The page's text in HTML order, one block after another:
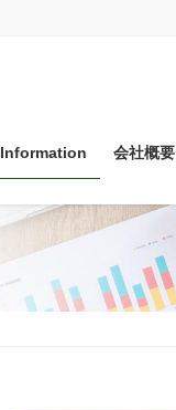
Information 会社概要